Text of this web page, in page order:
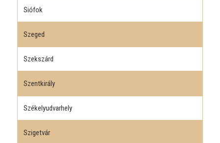
Siófok
Szeged
Szekszárd
Szentkirály
Székelyudvarhely
Szigetvár